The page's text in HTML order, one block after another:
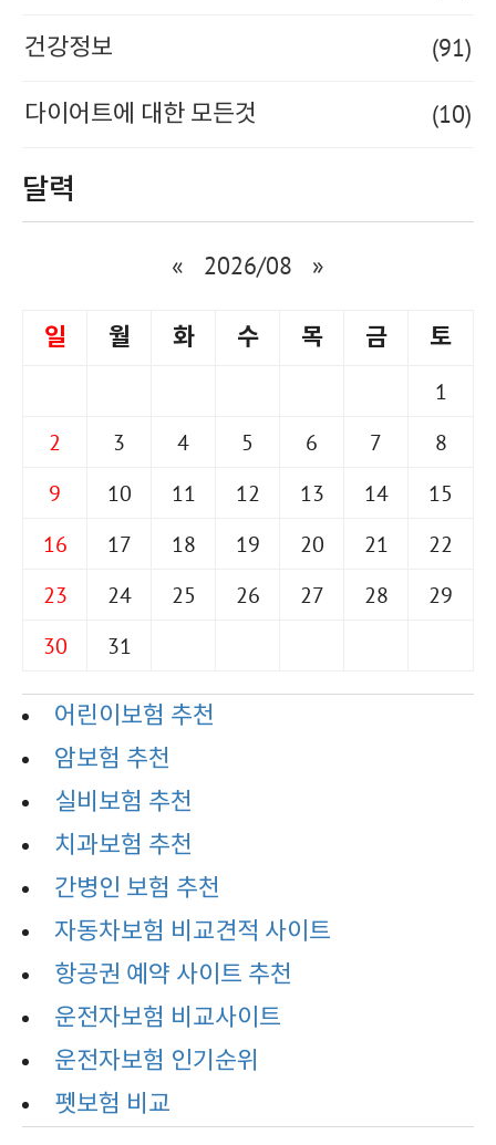
건강정보 (91)
다이어트에 대한 모든것 (10)
달력
« 2026/08 »
일 월 화 수 목 금 토
1
2
3 4 5 6 7
8
9
10 11 12 13 14
15
16
17 18 19 20 21
22
23
24 25 26 27 28
29
30
31
어린이보험 추천
암보험 추천
실비보험 추천
치과보험 추천
간병인 보험 추천
자동차보험 비교견적 사이트
항공권 예약 사이트 추천
운전자보험 비교사이트
운전자보험 인기순위
펫보험 비교